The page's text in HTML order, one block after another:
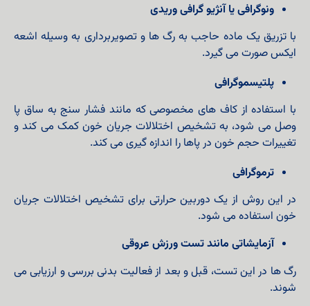
ونوگرافی یا آنژیو گرافی وریدی
با تزریق یک ماده حاجب به رگ ها و تصویربرداری به وسیله اشعه
ایکس صورت می گیرد.
پلتیسموگرافی
با استفاده از کاف های مخصوصی که مانند فشار سنج به ساق پا
وصل می شود، به تشخیص اختلالات جریان خون کمک می کند و
تغییرات حجم خون در پاها را اندازه گیری می کند.
ترموگرافی
در این روش از یک دوربین حرارتی برای تشخیص اختلالات جریان
خون استفاده می شود.
آزمایشاتی مانند تست ورزش عروقی
رگ ها در این تست، قبل و بعد از فعالیت بدنی بررسی و ارزیابی می
شوند.